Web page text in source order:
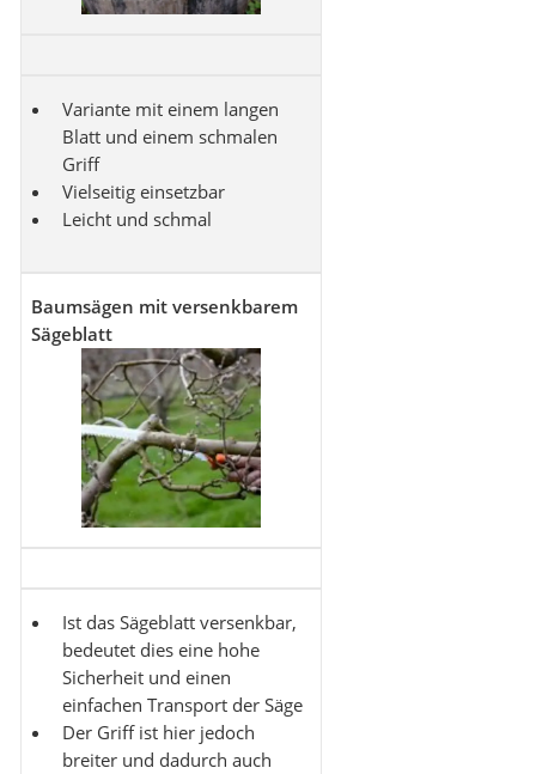
Variante mit einem langen
Blatt und einem schmalen
Griff
Vielseitig einsetzbar
Leicht und schmal
Baumsägen mit versenkbarem
Sägeblatt
Ist das Sägeblatt versenkbar,
bedeutet dies eine hohe
Sicherheit und einen
einfachen Transport der Säge
Der Griff ist hier jedoch
breiter und dadurch auch